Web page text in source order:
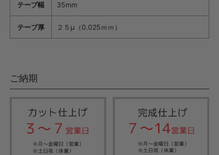
テープ幅 35mm
テープ厚 ２５μ（0.025ｍｍ）
ご納期